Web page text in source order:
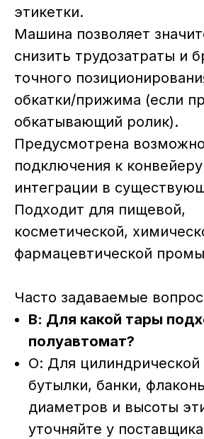
этикетки.
Машина позволяет
снизить трудозатраты и
точного
обкатки/прижима (если
обкатывающий ролик).
Предусмотрена
подключения к
интеграции в
Подходит для пищевой,
косметической,
фармацевтической
Часто задаваемые
В: Для какой тары
полуавтомат?
О: Для
бутылки, банки,
диаметров и высоты
уточняйте у